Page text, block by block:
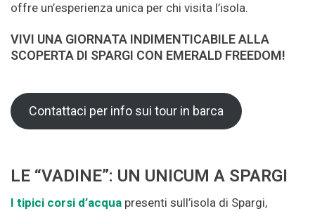
offre un’esperienza unica per chi visita l’isola.
VIVI UNA GIORNATA INDIMENTICABILE ALLA
SCOPERTA DI SPARGI CON EMERALD FREEDOM!
Contattaci per info sui tour in barca
LE “VADINE”: UN UNICUM A SPARGI
I tipici corsi d’acqua presenti sull’isola di Spargi,